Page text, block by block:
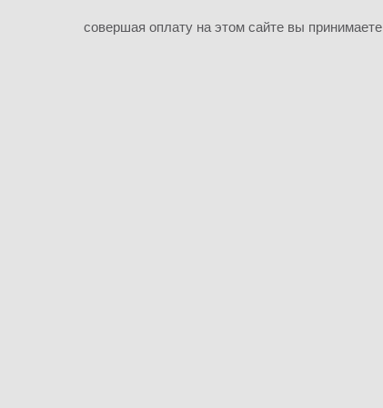
совершая оплату на этом сайте вы принимаете